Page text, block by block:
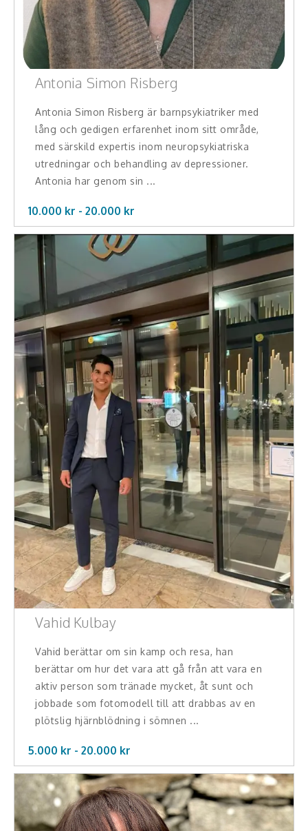
Antonia Simon Risberg
Antonia Simon Risberg är barnpsykiatriker med
lång och gedigen erfarenhet inom sitt område,
med särskild expertis inom neuropsykiatriska
utredningar och behandling av depressioner.
Antonia har genom sin ...
10.000 kr - 20.000 kr
Vahid Kulbay
Vahid berättar om sin kamp och resa, han
berättar om hur det vara att gå från att vara en
aktiv person som tränade mycket, åt sunt och
jobbade som fotomodell till att drabbas av en
plötslig hjärnblödning i sömnen ...
5.000 kr - 20.000 kr